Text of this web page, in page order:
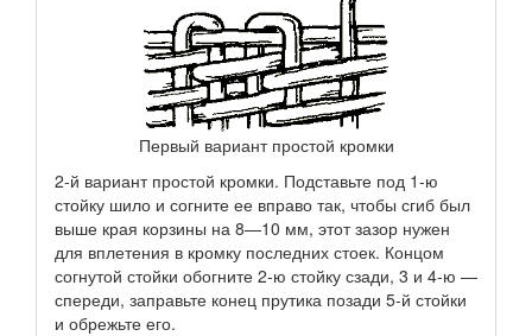
Первый вариант простой кромки
2-й вариант простой кромки. Подставьте под 1-ю
стойку шило и согните ее вправо так, чтобы сгиб был
выше края корзины на 8—10 мм, этот зазор нужен
для вплетения в кромку последних стоек. Концом
согнутой стойки обогните 2-ю стойку сзади, 3 и 4-ю —
спереди, заправьте конец прутика позади 5-й стойки
и обрежьте его.